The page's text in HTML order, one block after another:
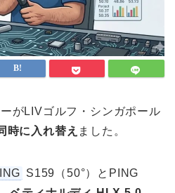
がLIVゴルフ・シンガポール
時に入れ替え ました。
S159（50°）とPING